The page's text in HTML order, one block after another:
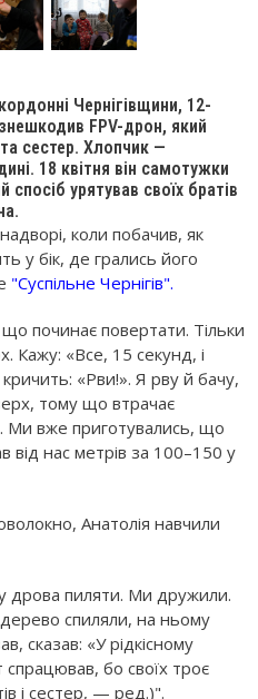
Чернігівщини, 12-
FPV-дрон, який
сестер. Хлопчик —
18 квітня він самотужки
урятував своїх братів
коли побачив, як
у бік, де грались його
"Суспільне Чернігів".
починає повертати. Тільки
Кажу: «Все, 15 секунд, і
кричить: «Рви!». Я рву й бачу,
тому що втрачає
Ми вже приготувались, що
від нас метрів за 100–150 у
Анатолія навчили
дрова пиляти. Ми дружили.
спиляли, на ньому
сказав: «У рідкісному
спрацював, бо своїх троє
і сестер, — ред.)".